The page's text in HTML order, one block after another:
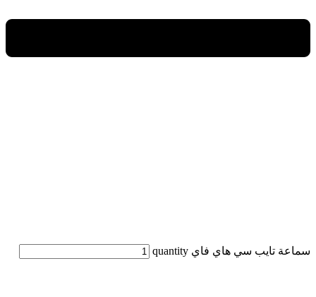
سماعة تايب سي هاي فاي quantity